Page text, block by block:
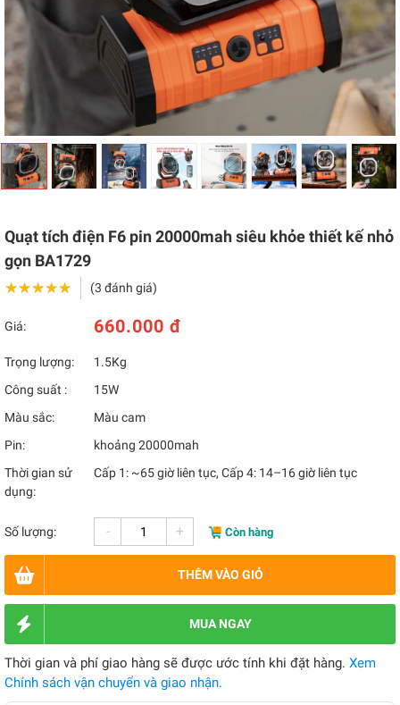
Quạt tích điện F6 pin 20000mah siêu khỏe thiết kế nhỏ
gọn BA1729
★★★★★
★★★★★ (3 đánh giá)
Giá: 660.000 đ
Trọng lượng:
1.5Kg
Công suất :
15W
Màu sắc:
Màu cam
Pin:
khoảng 20000mah
Thời gian sử
dụng:
Cấp 1: ~65 giờ liên tục, Cấp 4: 14–16 giờ liên tục
Số lượng: - + Còn hàng
THÊM VÀO GIỎ
MUA NGAY
Thời gian và phí giao hàng sẽ được ước tính khi đặt hàng. Xem
Chính sách vận chuyển và giao nhận.